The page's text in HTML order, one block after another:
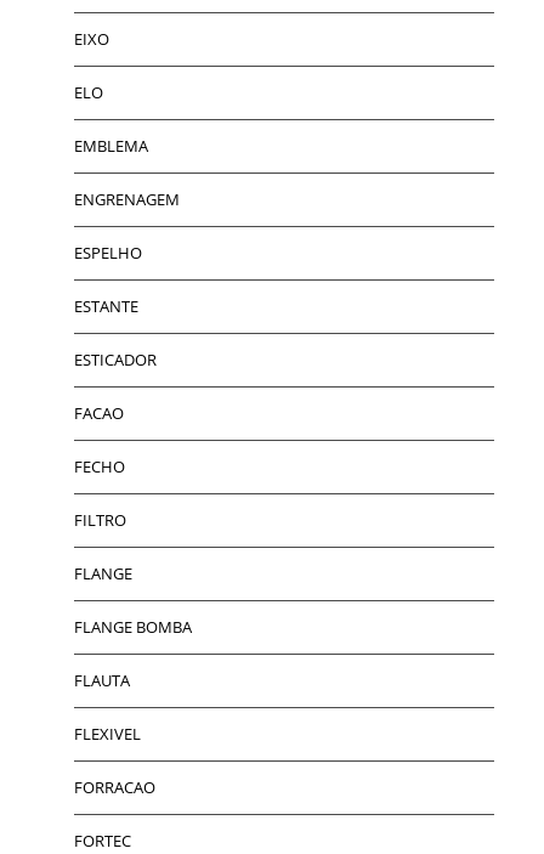
EIXO
ELO
EMBLEMA
ENGRENAGEM
ESPELHO
ESTANTE
ESTICADOR
FACAO
FECHO
FILTRO
FLANGE
FLANGE BOMBA
FLAUTA
FLEXIVEL
FORRACAO
FORTEC